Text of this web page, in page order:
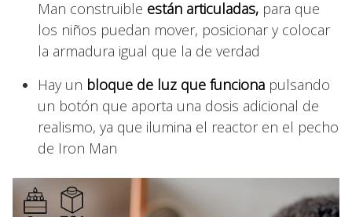
Man construible están articuladas, para que
los niños puedan mover, posicionar y colocar
la armadura igual que la de verdad
Hay un bloque de luz que funciona pulsando
un botón que aporta una dosis adicional de
realismo, ya que ilumina el reactor en el pecho
de Iron Man